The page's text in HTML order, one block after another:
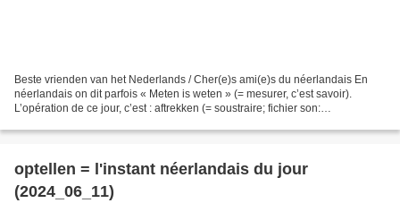
Beste vrienden van het Nederlands / Cher(e)s ami(e)s du néerlandais En
néerlandais on dit parfois « Meten is weten » (= mesurer, c’est savoir).
L’opération de ce jour, c’est : aftrekken (= soustraire; fichier son:
optellen = l'instant néerlandais du jour
(2024_06_11)